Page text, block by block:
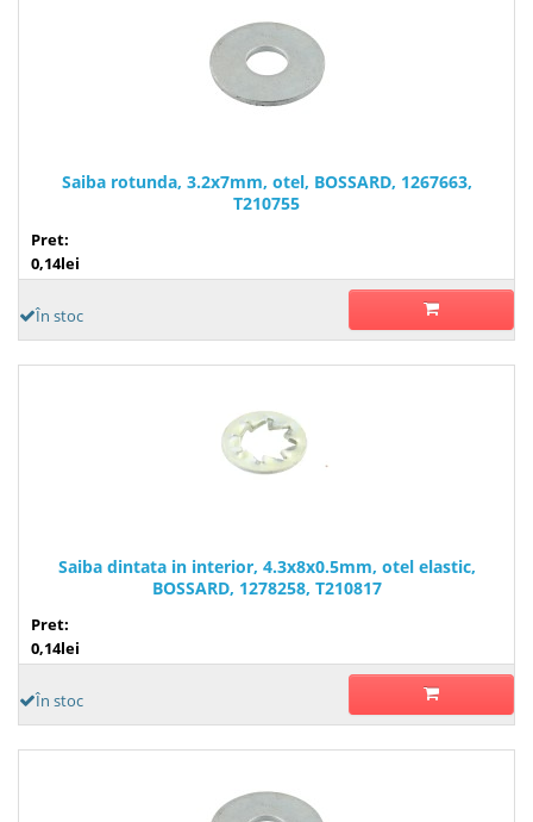
Saiba rotunda, 3.2x7mm, otel, BOSSARD, 1267663,
T210755
Pret:
0,14lei
În stoc
Saiba dintata in interior, 4.3x8x0.5mm, otel elastic,
BOSSARD, 1278258, T210817
Pret:
0,14lei
În stoc